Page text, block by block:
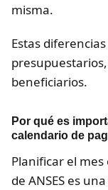
misma.
Estas
beneficiarios.
Por qué es
calendario de
Planificar el
de ANSES es